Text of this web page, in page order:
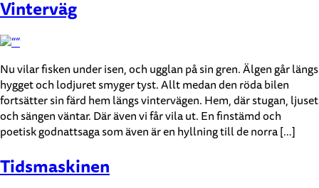
Vinterväg
Nu vilar fisken under isen, och ugglan på sin gren. Älgen går längs
hygget och lodjuret smyger tyst. Allt medan den röda bilen
fortsätter sin färd hem längs vintervägen. Hem, där stugan, ljuset
och sängen väntar. Där även vi får vila ut. En finstämd och
poetisk godnattsaga som även är en hyllning till de norra […]
Tidsmaskinen